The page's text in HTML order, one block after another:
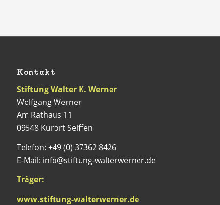
Kontakt
Stiftung Walter K. Werner
Wolfgang Werner
Am Rathaus 11
09548 Kurort Seiffen
Telefon: +49 (0) 37362 8426
E-Mail: info@stiftung-walterwerner.de
Träger:
www.stiftung-walterwerner.de